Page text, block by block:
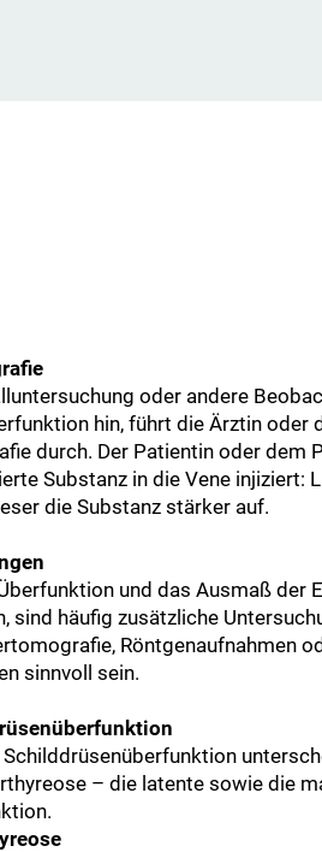
oder andere
hin, führt die Ärztin oder
durch. Der Patientin oder dem
Substanz in die Vene injiziert:
die Substanz stärker auf.
und das Ausmaß der
sind häufig zusätzliche
Röntgenaufnahmen
sinnvoll sein.
– die latente sowie die